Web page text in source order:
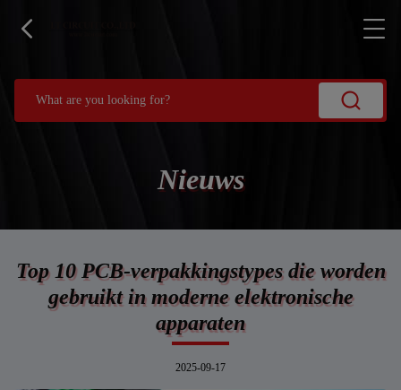
Nieuws
Top 10 PCB-verpakkingstypes die worden
gebruikt in moderne elektronische
apparaten
2025-09-17